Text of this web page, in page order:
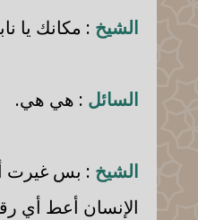
الشيخ : مكانك يا
السائل : هي هي.
الشيخ : بس غيرت
الإنسان أعط أي